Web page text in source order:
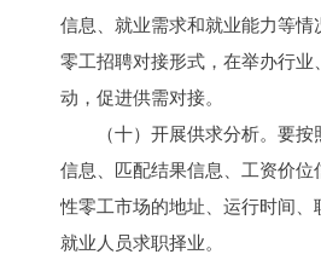
信息、就业需求和就业能力等
零工招聘对接形式，在举办行
动，促进供需对接。
（十）开展供求分析。要
信息、匹配结果信息、工资价
性零工市场的地址、运行时间
就业人员求职择业。